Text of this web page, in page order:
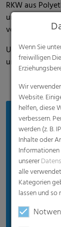
RKW aus
und sowohl in
verfügbar.
Unter der
und Anhänger
Vorteile
Sehr
Wenn Sie
freiwilligen
Wir
Website.
helfen, diese
verbessern.
werden (z. B.
Inhalte oder
unserer
alle
Kategorien
lassen und so